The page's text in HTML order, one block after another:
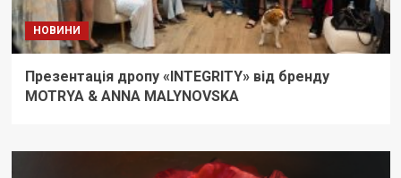
НОВИНИ
Презентація дропу «INTEGRITY» від бренду
MOTRYA & ANNA MALYNOVSKA